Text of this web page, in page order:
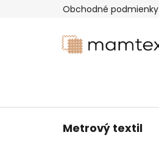
Obchodné podmienky
Metrový textil